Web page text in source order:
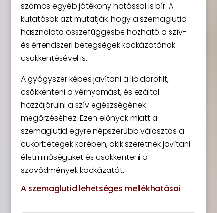
számos egyéb jótékony hatással is bír. A
kutatások azt mutatják, hogy a szemaglutid
használata összefüggésbe hozható a szív-
és érrendszeri betegségek kockázatának
csökkentésével is.
A gyógyszer képes javítani a lipidprofilt,
csökkenteni a vérnyomást, és ezáltal
hozzájárulni a szív egészségének
megőrzéséhez. Ezen előnyök miatt a
szemaglutid egyre népszerűbb választás a
cukorbetegek körében, akik szeretnék javítani
életminőségüket és csökkenteni a
szövődmények kockázatát.
A szemaglutid lehetséges mellékhatásai